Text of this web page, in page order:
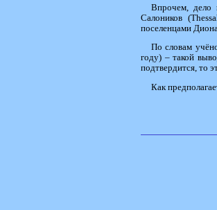
Впрочем, дело
Салоников
поселенцами
По словам
году) – такой
подтвердится, то
Как